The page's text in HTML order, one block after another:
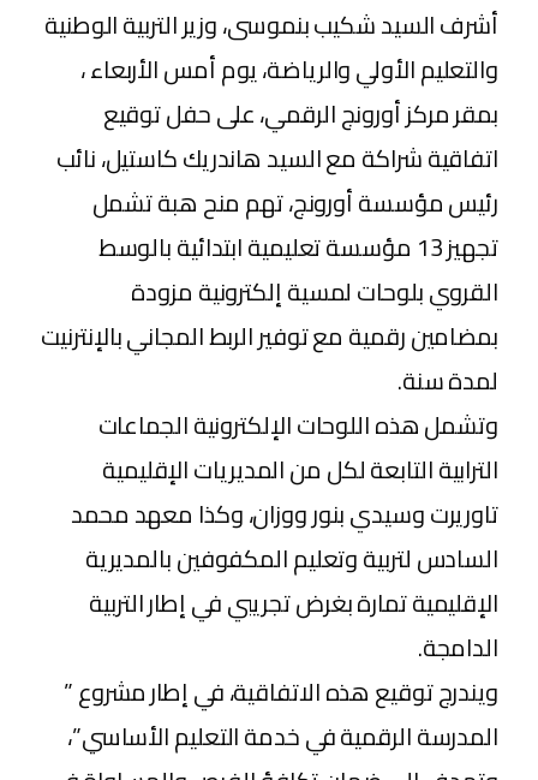
أشرف السيد شكيب بنموسى، وزير التربية الوطنية
والتعليم الأولي والرياضة، يوم أمس الأربعاء ،
بمقر مركز أورونج الرقمي، على حفل توقيع
اتفاقية شراكة مع السيد هاندريك كاستيل، نائب
رئيس مؤسسة أورونج، تهم منح هبة تشمل
تجهيز 13 مؤسسة تعليمية ابتدائية بالوسط
القروي بلوحات لمسية إلكترونية مزودة
بمضامين رقمية مع توفير الربط المجاني بالإنترنيت
لمدة سنة.
وتشمل هذه اللوحات الإلكترونية الجماعات
الترابية التابعة لكل من المديريات الإقليمية
تاوريرت وسيدي بنور ووزان، وكذا معهد محمد
السادس لتربية وتعليم المكفوفين بالمديرية
الإقليمية تمارة بغرض تجريبي في إطار التربية
الدامجة.
ويندرج توقيع هذه الاتفاقية، في إطار مشروع ”
المدرسة الرقمية في خدمة التعليم الأساسي”،